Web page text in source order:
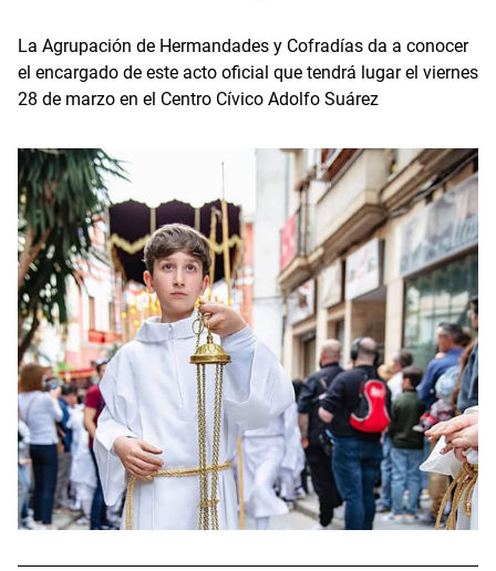
La Agrupación de Hermandades y Cofradías da a conocer
el encargado de este acto oficial que tendrá lugar el viernes
28 de marzo en el Centro Cívico Adolfo Suárez